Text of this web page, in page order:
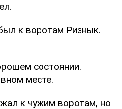
к воротам Ризнык.
состоянии.
месте.
к чужим воротам, но